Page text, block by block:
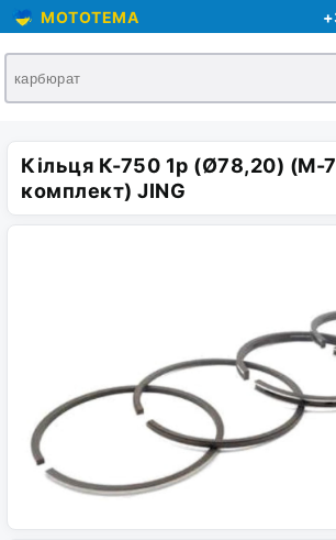
MOTOTEMA
Кільця К-750 1р (Ø78,20) (М-
комплект) JING